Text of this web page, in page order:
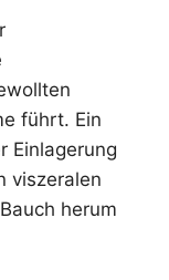
führt. Ein
Einlagerung
viszeralen
herum